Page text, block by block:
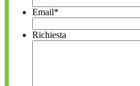
Email*
Richiesta